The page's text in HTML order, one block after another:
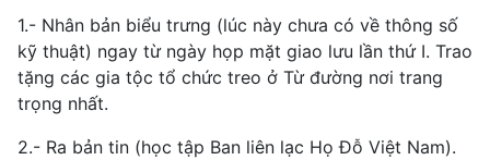
1.- Nhân bản biểu trưng (lúc này chưa có về thông số
kỹ thuật) ngay từ ngày họp mặt giao lưu lần thứ I. Trao
tặng các gia tộc tổ chức treo ở Từ đường nơi trang
trọng nhất.
2.- Ra bản tin (học tập Ban liên lạc Họ Đỗ Việt Nam).